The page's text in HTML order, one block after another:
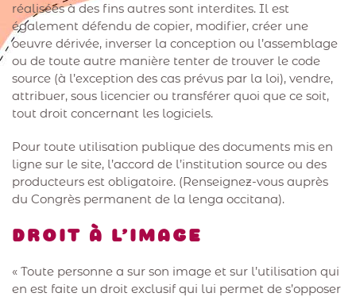
réalisées à des fins autres sont interdites. Il est
également défendu de copier, modifier, créer une
oeuvre dérivée, inverser la conception ou l’assemblage
ou de toute autre manière tenter de trouver le code
source (à l’exception des cas prévus par la loi), vendre,
attribuer, sous licencier ou transférer quoi que ce soit,
tout droit concernant les logiciels.
Pour toute utilisation publique des documents mis en
ligne sur le site, l’accord de l’institution source ou des
producteurs est obligatoire. (Renseignez-vous auprès
du Congrès permanent de la lenga occitana).
DROIT À L’IMAGE
« Toute personne a sur son image et sur l’utilisation qui
en est faite un droit exclusif qui lui permet de s’opposer